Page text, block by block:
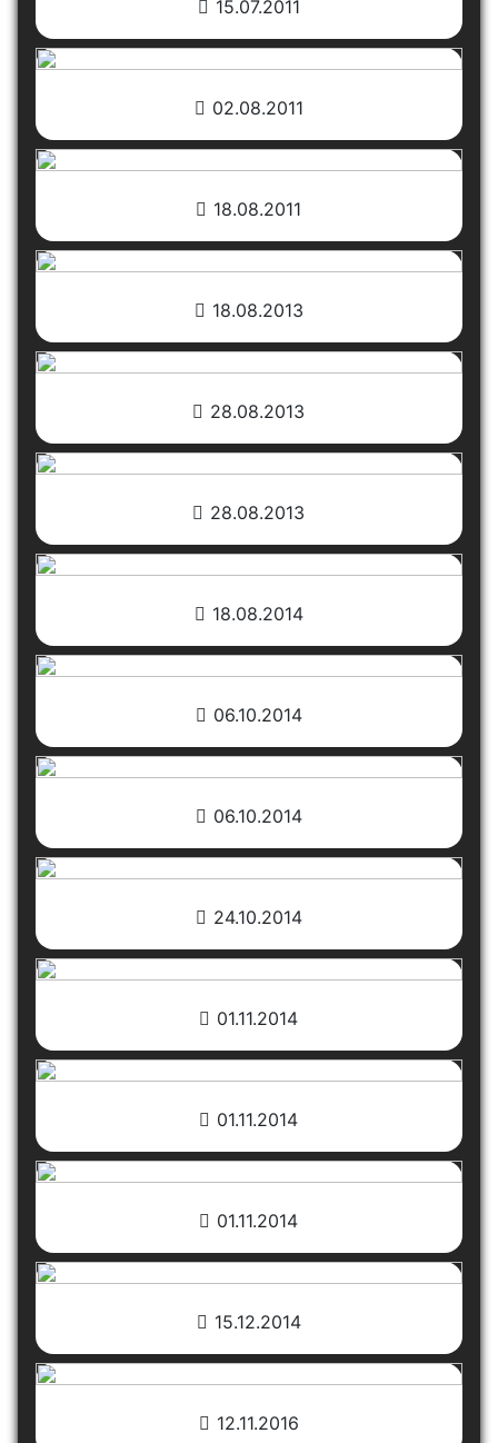
15.07.2011
02.08.2011
18.08.2011
18.08.2013
28.08.2013
28.08.2013
18.08.2014
06.10.2014
06.10.2014
24.10.2014
01.11.2014
01.11.2014
01.11.2014
15.12.2014
12.11.2016